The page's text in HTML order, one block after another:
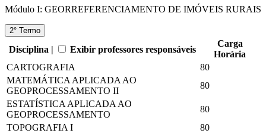
Módulo I: GEORREFERENCIAMENTO DE IMÓVEIS RURAIS
2° Termo
Disciplina | Exibir professores responsáveis
Carga
Horária
CARTOGRAFIA
80
MATEMÁTICA APLICADA AO
GEOPROCESSAMENTO II
80
ESTATÍSTICA APLICADA AO
GEOPROCESSAMENTO
80
TOPOGRAFIA I
80